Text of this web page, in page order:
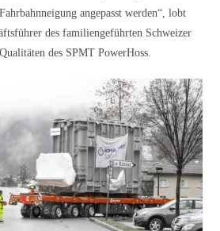
angepasst werden“, lobt
des familiengeführten Schweizer
des SPMT PowerHoss.